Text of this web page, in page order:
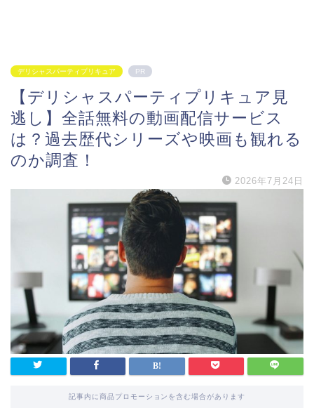
デリシャスパーティプリキュア PR
【デリシャスパーティプリキュア見
逃し】全話無料の動画配信サービス
は？過去歴代シリーズや映画も観れる
のか調査！
2026年7月24日
記事内に商品プロモーションを含む場合があります